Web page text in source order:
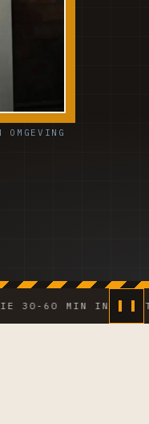
OMGEVING
60 MIN IN DICHTE